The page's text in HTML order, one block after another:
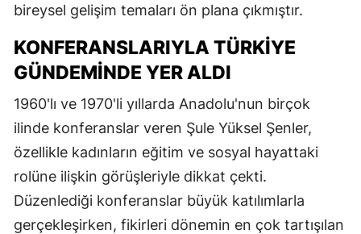
bireysel gelişim temaları ön plana çıkmıştır.
KONFERANSLARIYLA TÜRKIYE
GÜNDEMINDE YER ALDI
1960'lı ve 1970'li yıllarda Anadolu'nun birçok
ilinde konferanslar veren Şule Yüksel Şenler,
özellikle kadınların eğitim ve sosyal hayattaki
rolüne ilişkin görüşleriyle dikkat çekti.
Düzenlediği konferanslar büyük katılımlarla
gerçekleşirken, fikirleri dönemin en çok tartışılan